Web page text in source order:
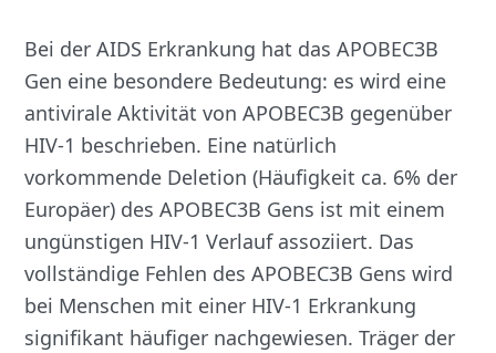
Bei der AIDS Erkrankung hat das APOBEC3B
Gen eine besondere Bedeutung: es wird eine
antivirale Aktivität von APOBEC3B gegenüber
HIV-1 beschrieben. Eine natürlich
vorkommende Deletion (Häufigkeit ca. 6% der
Europäer) des APOBEC3B Gens ist mit einem
ungünstigen HIV-1 Verlauf assoziiert. Das
vollständige Fehlen des APOBEC3B Gens wird
bei Menschen mit einer HIV-1 Erkrankung
signifikant häufiger nachgewiesen. Träger der